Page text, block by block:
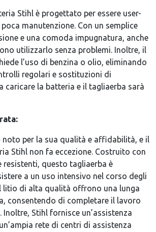
Stihl è progettato per essere user-
manutenzione. Con un semplice
e una comoda impugnatura, anche
utilizzarlo senza problemi. Inoltre, il
l’uso di benzina o olio, eliminando
regolari e sostituzioni di
caricare la batteria e il tagliaerba sarà
noto per la sua qualità e affidabilità, e il
Stihl non fa eccezione. Costruito con
resistenti, questo tagliaerba è
a un uso intensivo nel corso degli
litio di alta qualità offrono una lunga
consentendo di completare il lavoro
Inoltre, Stihl fornisce un’assistenza
rete di centri di assistenza